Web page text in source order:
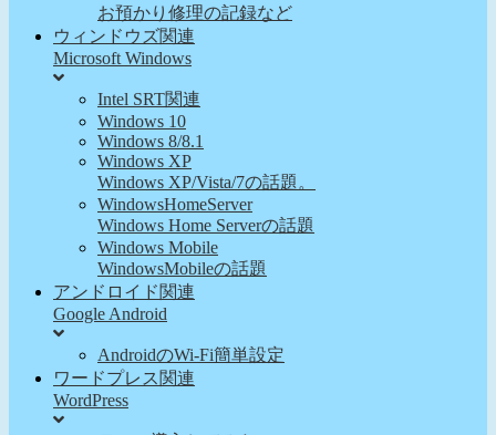
お預かり修理の記録など
ウィンドウズ関連
Microsoft Windows
Intel SRT関連
Windows 10
Windows 8/8.1
Windows XP
Windows XP/Vista/7の話題。
WindowsHomeServer
Windows Home Serverの話題
Windows Mobile
WindowsMobileの話題
アンドロイド関連
Google Android
AndroidのWi-Fi簡単設定
ワードプレス関連
WordPress